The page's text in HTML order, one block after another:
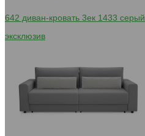
642 диван-кровать 3ек 1433 серый
эксклюзив